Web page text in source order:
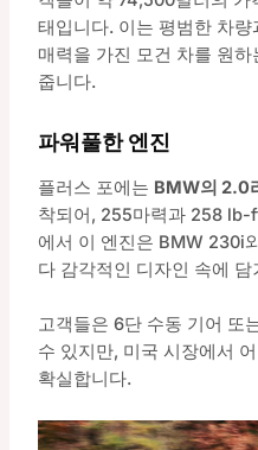
태입니다. 이는 평범한 차
매력을 가진 모건 차를 원
줍니다.
파워풀한 엔진
플러스 포에는 BMW의 2.0
착되어, 255마력과 258 lb-
에서 이 엔진은 BMW 230i
다 감각적인 디자인 속에 담
고객들은 6단 수동 기어 또
수 있지만, 미국 시장에서
확실합니다.